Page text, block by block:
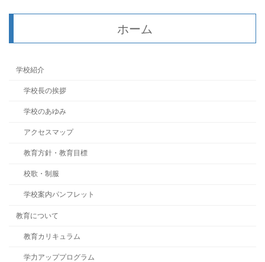
ホーム
学校紹介
学校長の挨拶
学校のあゆみ
アクセスマップ
教育方針・教育目標
校歌・制服
学校案内パンフレット
教育について
教育カリキュラム
学力アッププログラム